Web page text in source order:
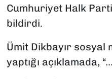
Cumhuriyet Halk
bildirdi.
Ümit Dikbayır sosyal
yaptığı açıklamada,